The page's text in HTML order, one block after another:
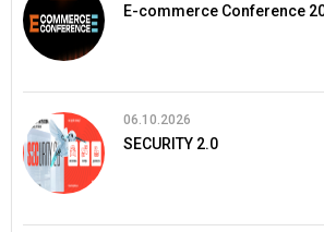
E-commerce Conference
06.10.2026
SECURITY 2.0